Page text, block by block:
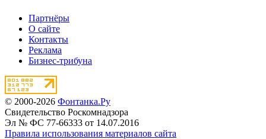
Партнёры
О сайте
Контакты
Реклама
Бизнес-трибуна
© 2000-2026 Фонтанка.Ру
Свидетельство Роскомнадзора
Эл № ФС 77-66333 от 14.07.2016
Правила использования материалов сайта